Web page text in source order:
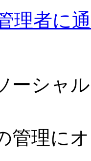
理者に
ーシャ
管理に